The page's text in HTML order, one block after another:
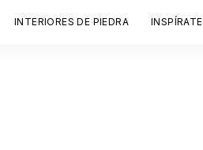
INTERIORES DE PIEDRA INSPÍRATE